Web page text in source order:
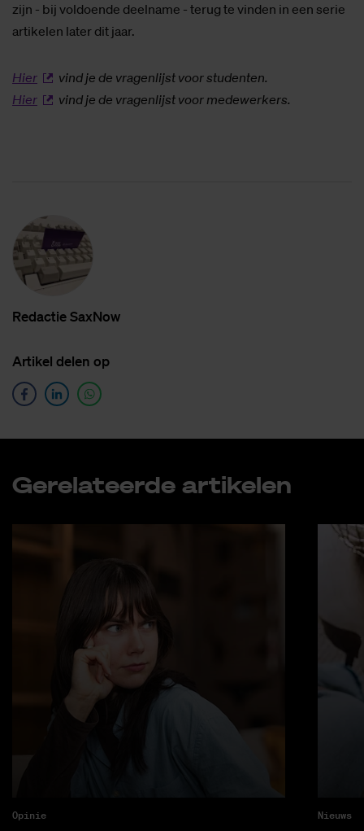
zijn - bij voldoende deelname - terug te vinden in een serie
artikelen later dit jaar.
Hier
vind je de vragenlijst voor studenten.
Hier
vind je de vragenlijst voor medewerkers.
Re­dac­tie SaxNow
Ar­ti­kel de­len op
Ge­re­la­teer­de ar­ti­ke­len
Opinie Nieuws